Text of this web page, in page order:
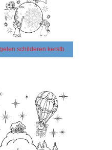
Engelen schilderen kerstboom